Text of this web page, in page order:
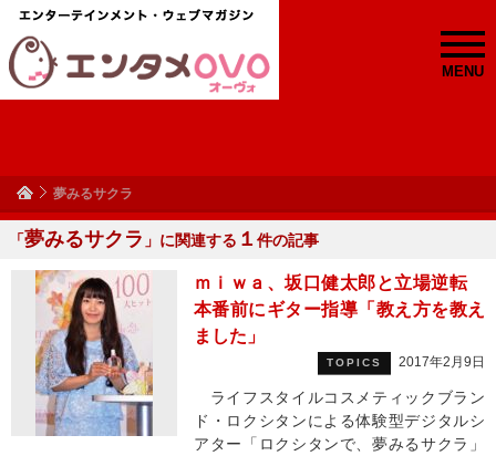
MENU
夢みるサクラ
「夢みるサクラ 」に関連する １ 件の記事
ｍｉｗａ、坂口健太郎と立場逆転
本番前にギター指導「教え方を教え
ました」
TOPICS 2017年2月9日
ライフスタイルコスメティックブラン
ド・ロクシタンによる体験型デジタルシ
アター「ロクシタンで、夢みるサクラ」